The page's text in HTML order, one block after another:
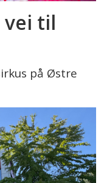
vei til
på Østre